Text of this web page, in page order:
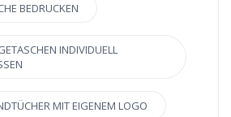
BEDRUCKEN
INDIVIDUELL
MIT EIGENEM LOGO